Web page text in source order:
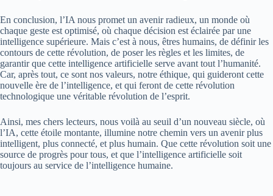
En conclusion, l’IA nous promet un avenir radieux, un monde où
chaque geste est optimisé, où chaque décision est éclairée par une
intelligence supérieure. Mais c’est à nous, êtres humains, de définir les
contours de cette révolution, de poser les règles et les limites, de
garantir que cette intelligence artificielle serve avant tout l’humanité.
Car, après tout, ce sont nos valeurs, notre éthique, qui guideront cette
nouvelle ère de l’intelligence, et qui feront de cette révolution
technologique une véritable révolution de l’esprit.
Ainsi, mes chers lecteurs, nous voilà au seuil d’un nouveau siècle, où
l’IA, cette étoile montante, illumine notre chemin vers un avenir plus
intelligent, plus connecté, et plus humain. Que cette révolution soit une
source de progrès pour tous, et que l’intelligence artificielle soit
toujours au service de l’intelligence humaine.